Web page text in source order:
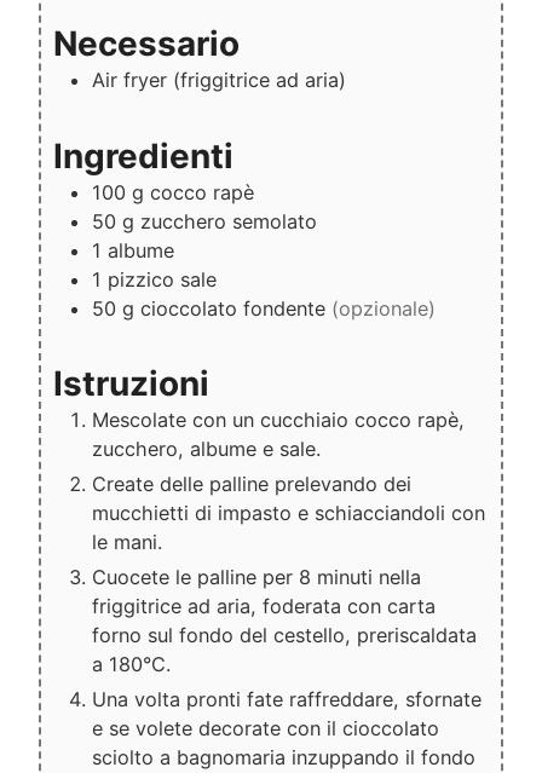
Necessario
Air fryer (friggitrice ad aria)
Ingredienti
100 g cocco rapè
50 g zucchero semolato
1 albume
1 pizzico sale
50 g cioccolato fondente (opzionale)
Istruzioni
Mescolate con un cucchiaio cocco rapè,
zucchero, albume e sale.
Create delle palline prelevando dei
mucchietti di impasto e schiacciandoli con
le mani.
Cuocete le palline per 8 minuti nella
friggitrice ad aria, foderata con carta
forno sul fondo del cestello, preriscaldata
a 180°C.
Una volta pronti fate raffreddare, sfornate
e se volete decorate con il cioccolato
sciolto a bagnomaria inzuppando il fondo